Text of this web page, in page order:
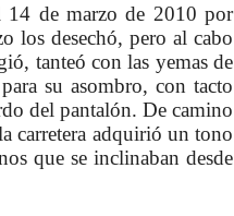
14 de marzo de 2010 por
los desechó, pero al cabo
tanteó con las yemas de
su asombro, con tacto
del pantalón. De camino
carretera adquirió un tono
que se inclinaban desde